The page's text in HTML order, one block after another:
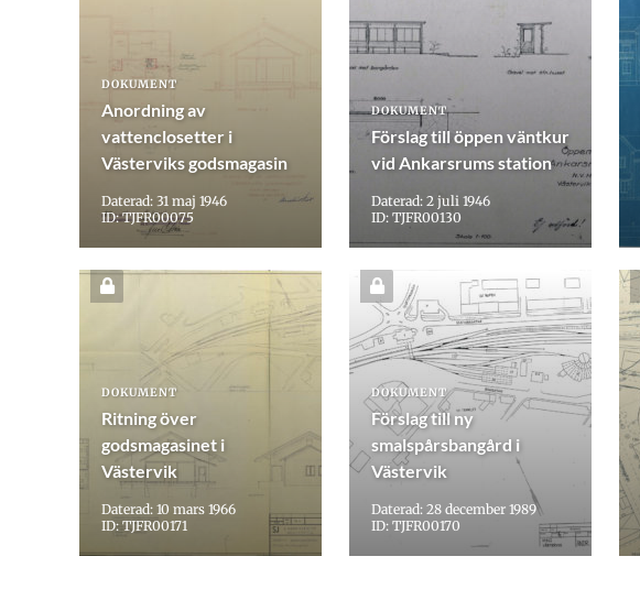
DOKUMENT
Anordning av
vattenclosetter i
Västerviks godsmagasin
Daterad: 31 maj 1946
ID: TJFR00075
DOKUMENT
Förslag till öppen väntkur
vid Ankarsrums station
Daterad: 2 juli 1946
ID: TJFR00130
DOKUMENT
Ritning över
godsmagasinet i
Västervik
Daterad: 10 mars 1966
ID: TJFR00171
DOKUMENT
Förslag till ny
smalspårsbangård i
Västervik
Daterad: 28 december 1989
ID: TJFR00170